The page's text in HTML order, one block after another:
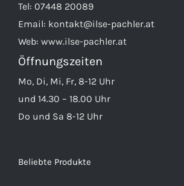
Tel: 07448 20089
Email: kontakt@ilse-pachler.at
Web: www.ilse-pachler.at
Öffnungszeiten
Mo, Di, Mi, Fr, 8-12 Uhr
und 14.30 – 18.00 Uhr
Do und Sa 8-12 Uhr
Beliebte Produkte